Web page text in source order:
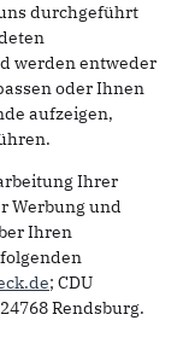
durchgeführt
werden entweder
oder Ihnen
aufzeigen,
Ihrer
Werbung und
Ihren
; CDU
Rendsburg.